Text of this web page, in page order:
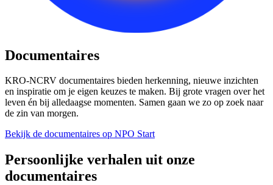
Documentaires
KRO-NCRV documentaires bieden herkenning, nieuwe inzichten
en inspiratie om je eigen keuzes te maken. Bij grote vragen over het
leven én bij alledaagse momenten. Samen gaan we zo op zoek naar
de zin van morgen.
Bekijk de documentaires op NPO Start
Persoonlijke verhalen uit onze
documentaires